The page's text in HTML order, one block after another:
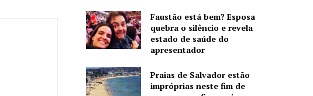
Faustão está bem? Esposa
quebra o silêncio e revela
estado de saúde do
apresentador
Praias de Salvador estão
impróprias neste fim de